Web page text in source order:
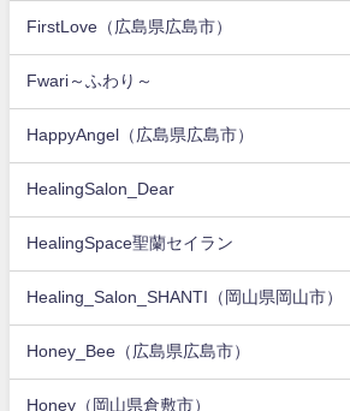
FirstLove（広島県広島市）
Fwari～ふわり～
HappyAngel（広島県広島市）
HealingSalon_Dear
HealingSpace聖蘭セイラン
Healing_Salon_SHANTI（岡山県岡山市）
Honey_Bee（広島県広島市）
Honey（岡山県倉敷市）